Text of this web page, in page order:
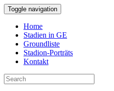
Toggle navigation
Home
Stadien in GE
Groundliste
Stadion-Porträts
Kontakt
Search
for: